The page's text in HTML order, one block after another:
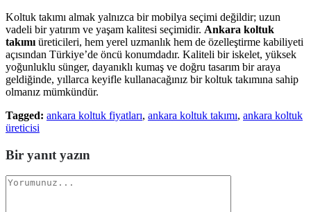
Koltuk takımı almak yalnızca bir mobilya seçimi değildir; uzun
vadeli bir yatırım ve yaşam kalitesi seçimidir. Ankara koltuk
takımı üreticileri, hem yerel uzmanlık hem de özelleştirme kabiliyeti
açısından Türkiye’de öncü konumdadır. Kaliteli bir iskelet, yüksek
yoğunluklu sünger, dayanıklı kumaş ve doğru tasarım bir araya
geldiğinde, yıllarca keyifle kullanacağınız bir koltuk takımına sahip
olmanız mümkündür.
Tagged: ankara koltuk fiyatları, ankara koltuk takımı, ankara koltuk
üreticisi
Bir yanıt yazın